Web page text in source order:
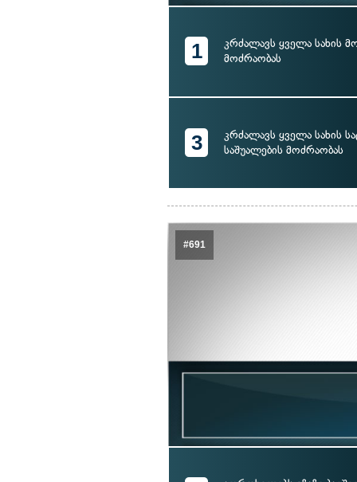
1
კრძალავს ყველა სახის
მოძრაობას
3
კრძალავს ყველა სახის
საშუალების მოძრაობას
#691